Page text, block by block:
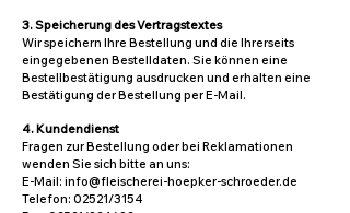
3. Speicherung des Vertragstextes
Wir speichern Ihre Bestellung und die Ihrerseits
eingegebenen Bestelldaten. Sie können eine
Bestellbestätigung ausdrucken und erhalten eine
Bestätigung der Bestellung per E-Mail.
4. Kundendienst
Fragen zur Bestellung oder bei Reklamationen
wenden Sie sich bitte an uns:
E-Mail: info@fleischerei-hoepker-schroeder.de
Telefon: 02521/3154